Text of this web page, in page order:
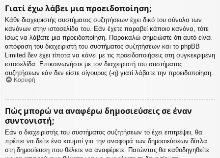
Γιατί έχω λάβει μια προειδοποίηση;
Κάθε διαχειριστής συστήματος συζητήσεων έχει δικό του σύνολο των
κανόνων στην ιστοσελίδα του. Εάν έχετε παραβεί κάποιο κανόνα, τότε
ίσως να λάβατε μια προειδοποίηση. Παρακαλώ σημειώστε ότι αυτό είναι
απόφαση του διαχειριστή του συστήματος συζητήσεων και το phpBB
Limited δεν έχει τίποτα να κάνει με τις προειδοποιήσεις στη συγκεκριμένη
ιστοσελίδα. Επικοινωνήστε με τον διαχειριστή του συστήματος
συζητήσεων εάν δεν είστε σίγουρος (-η) γιατί λάβατε την προειδοποίηση.
Κορυφή
Πώς μπορώ να αναφέρω δημοσιεύσεις σε έναν
συντονιστή;
Εάν ο διαχειριστής του συστήματος συζητήσεων το έχει επιτρέψει, θα
πρέπει να δείτε ένα κουμπί για την αναφορά των δημοσιεύσεων δίπλα
στη δημοσίευση που θέλετε να αναφέρετε. Πατώντας θα καθοδηγηθείτε